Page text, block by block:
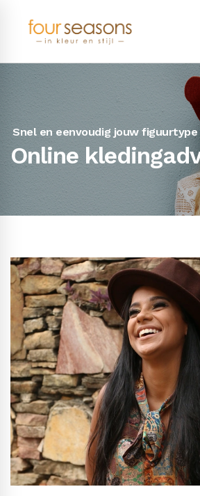
Snel en eenvoudig jouw
Online